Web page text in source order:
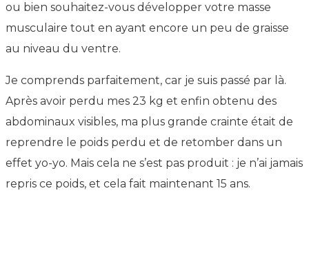
ou bien souhaitez-vous développer votre masse
musculaire tout en ayant encore un peu de graisse
au niveau du ventre.
Je comprends parfaitement, car je suis passé par là.
Après avoir perdu mes 23 kg et enfin obtenu des
abdominaux visibles, ma plus grande crainte était de
reprendre le poids perdu et de retomber dans un
effet yo-yo. Mais cela ne s’est pas produit : je n’ai jamais
repris ce poids, et cela fait maintenant 15 ans.